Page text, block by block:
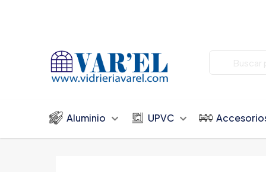
Aluminio UPVC